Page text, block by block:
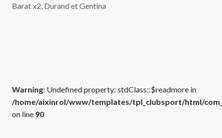
Barat x2, Durand et Gentina
Warning: Undefined property: stdClass::$readmore in
/home/aixinrol/www/templates/tpl_clubsport/html/
on line 90